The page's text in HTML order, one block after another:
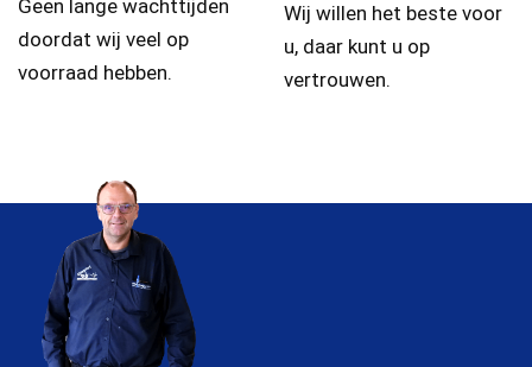
Geen lange wachttijden
doordat wij veel op
voorraad hebben.
Wij willen het beste voor
u, daar kunt u op
vertrouwen.